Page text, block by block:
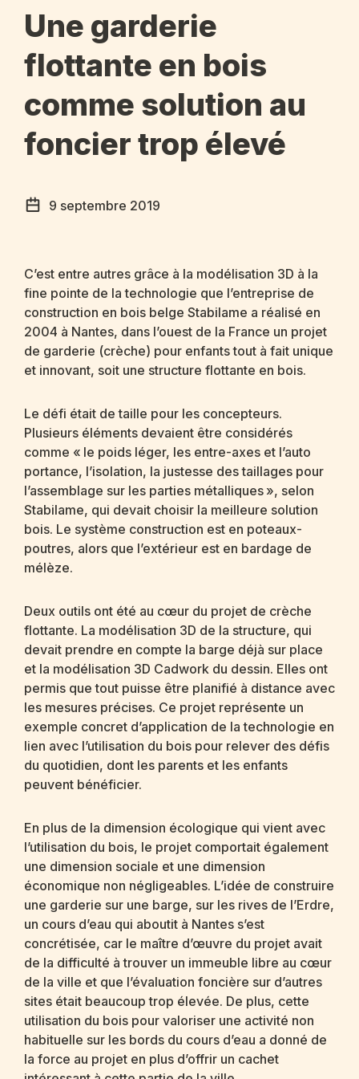
Une garderie
flottante en bois
comme solution au
foncier trop élevé
9 septembre 2019
C’est entre autres grâce à la modélisation 3D à la
fine pointe de la technologie que l’entreprise de
construction en bois belge Stabilame a réalisé en
2004 à Nantes, dans l’ouest de la France un projet
de garderie (crèche) pour enfants tout à fait unique
et innovant, soit une structure flottante en bois.
Le défi était de taille pour les concepteurs.
Plusieurs éléments devaient être considérés
comme « le poids léger, les entre-axes et l’auto
portance, l’isolation, la justesse des taillages pour
l’assemblage sur les parties métalliques », selon
Stabilame, qui devait choisir la meilleure solution
bois. Le système construction est en poteaux-
poutres, alors que l’extérieur est en bardage de
mélèze.
Deux outils ont été au cœur du projet de crèche
flottante. La modélisation 3D de la structure, qui
devait prendre en compte la barge déjà sur place
et la modélisation 3D Cadwork du dessin. Elles ont
permis que tout puisse être planifié à distance avec
les mesures précises. Ce projet représente un
exemple concret d’application de la technologie en
lien avec l’utilisation du bois pour relever des défis
du quotidien, dont les parents et les enfants
peuvent bénéficier.
En plus de la dimension écologique qui vient avec
l’utilisation du bois, le projet comportait également
une dimension sociale et une dimension
économique non négligeables. L’idée de construire
une garderie sur une barge, sur les rives de l’Erdre,
un cours d’eau qui aboutit à Nantes s’est
concrétisée, car le maître d’œuvre du projet avait
de la difficulté à trouver un immeuble libre au cœur
de la ville et que l’évaluation foncière sur d’autres
sites était beaucoup trop élevée. De plus, cette
utilisation du bois pour valoriser une activité non
habituelle sur les bords du cours d’eau a donné de
la force au projet en plus d’offrir un cachet